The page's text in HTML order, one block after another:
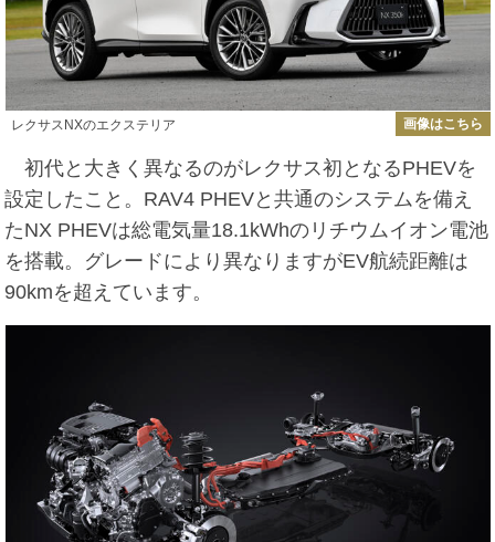
レクサスNXのエクステリア 画像はこちら
初代と大きく異なるのがレクサス初となるPHEVを
設定したこと。RAV4 PHEVと共通のシステムを備え
たNX PHEVは総電気量18.1kWhのリチウムイオン電池
を搭載。グレードにより異なりますがEV航続距離は
90kmを超えています。